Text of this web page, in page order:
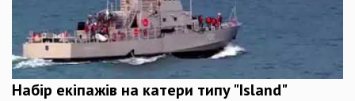
Набір екіпажів на катери типу "Island"